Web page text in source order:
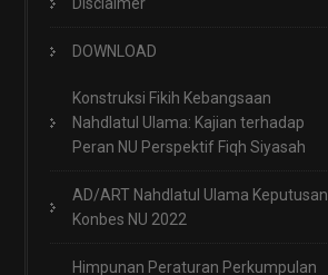
DOWNLOAD
Konstruksi Fikih Kebangsaan
Nahdlatul Ulama: Kajian terhadap
Peran NU Perspektif Fiqh Siyasah
AD/ART Nahdlatul Ulama Keputusan
Konbes NU 2022
Himpunan Peraturan Perkumpulan